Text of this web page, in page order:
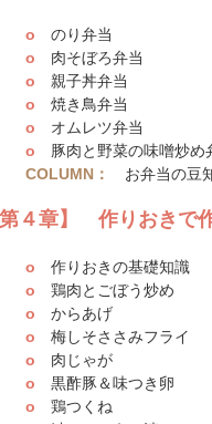
o のり弁当
o 肉そぼろ弁当
o 親子丼弁当
o 焼き鳥弁当
o オムレツ弁当
o 豚肉と野菜の味噌炒
COLUMN：
お弁当の豆
第４章】 作りおきで
o 作りおきの基礎知識
o 鶏肉とごぼう炒め
o からあげ
o 梅しそささみフライ
o 肉じゃが
o 黒酢豚＆味つき卵
o 鶏つくね